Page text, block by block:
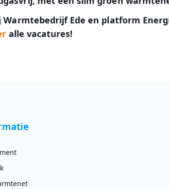
Warmtebedrijf Ede en platform
alle vacatures!